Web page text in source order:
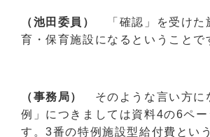
（池田委員）
「確認」を受けた
育・保育施設になるということで
（事務局）
そのような言い方に
例」につきましては資料4の6ペー
す。3番の特例施設型給付費とい